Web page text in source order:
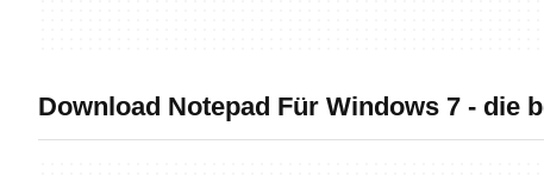
Download Notepad Für Windows 7 - die